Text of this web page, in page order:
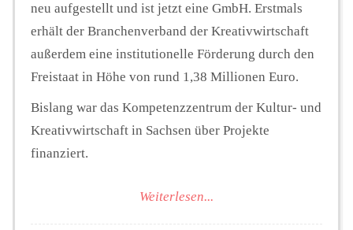
Podcast
Seminare
Unterstützen
neu aufgestellt und ist jetzt eine GmbH. Erstmals
erhält der Branchenverband der Kreativwirtschaft
außerdem eine institutionelle Förderung durch den
Freistaat in Höhe von rund 1,38 Millionen Euro.
Bislang war das Kompetenzzentrum der Kultur- und
Kreativwirtschaft in Sachsen über Projekte
finanziert.
Weiterlesen...